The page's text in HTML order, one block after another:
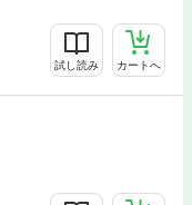
試し読み カートへ